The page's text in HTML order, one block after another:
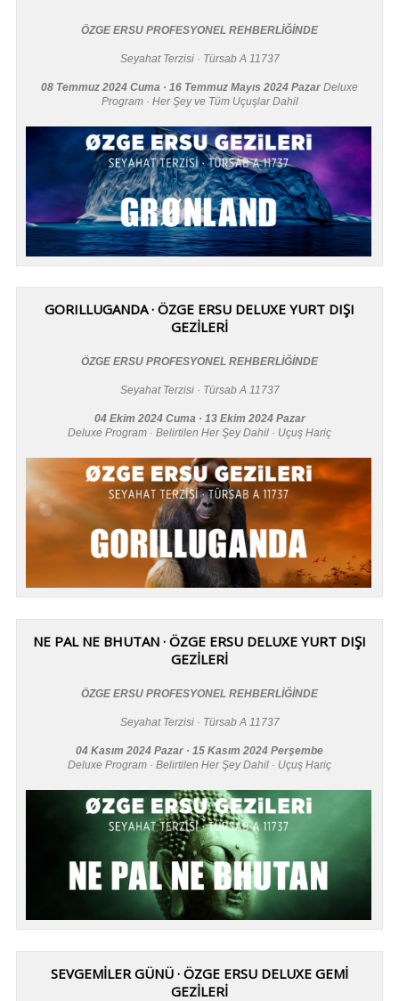
ÖZGE ERSU PROFESYONEL REHBERLİĞİNDE
Seyahat Terzisi · Türsab A 11737
08 Temmuz 2024 Cuma · 16 Temmuz Mayıs 2024 Pazar Deluxe
Program · Her Şey ve Tüm Uçuşlar Dahil
GORILLUGANDA · ÖZGE ERSU DELUXE YURT DIŞI
GEZİLERİ
ÖZGE ERSU PROFESYONEL REHBERLİĞİNDE
Seyahat Terzisi · Türsab A 11737
04 Ekim 2024 Cuma · 13 Ekim 2024 Pazar
Deluxe Program · Belirtilen Her Şey Dahil · Uçuş Hariç
NE PAL NE BHUTAN · ÖZGE ERSU DELUXE YURT DIŞI
GEZİLERİ
ÖZGE ERSU PROFESYONEL REHBERLİĞİNDE
Seyahat Terzisi · Türsab A 11737
04 Kasım 2024 Pazar · 15 Kasım 2024 Perşembe
Deluxe Program · Belirtilen Her Şey Dahil · Uçuş Hariç
SEVGEMİLER GÜNÜ · ÖZGE ERSU DELUXE GEMİ
GEZİLERİ